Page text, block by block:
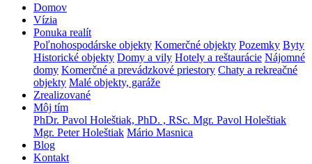
Domov
Vízia
Ponuka realít
Poľnohospodárske objekty Komerčné objekty Pozemky Byty
Historické objekty Domy a vily Hotely a reštaurácie Nájomné
domy Komerčné a prevádzkové priestory Chaty a rekreačné
objekty Malé objekty, garáže
Zrealizované
Môj tím
PhDr. Pavol Holeštiak, PhD. , RSc. Mgr. Pavol Holeštiak
Mgr. Peter Holeštiak Mário Masnica
Blog
Kontakt